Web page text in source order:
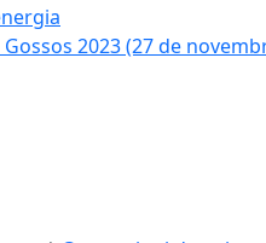
2023 (27 de